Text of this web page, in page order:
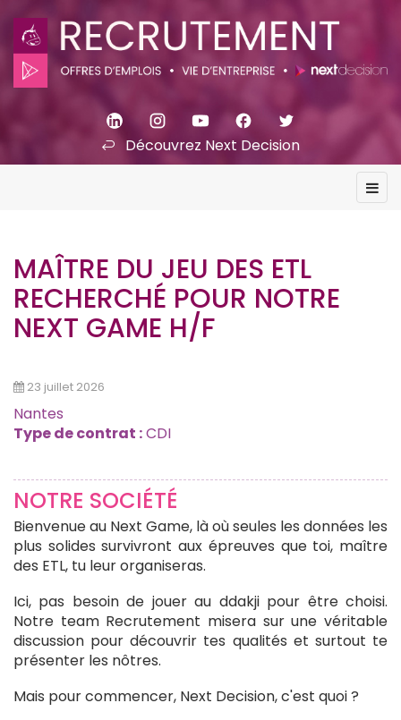
Découvrez Next Decision
MAÎTRE DU JEU DES ETL
RECHERCHÉ POUR NOTRE
NEXT GAME H/F
23 juillet 2026
Nantes
Type de contrat :CDI
NOTRE SOCIÉTÉ
Bienvenue au Next Game, là où seules les données les
plus solides survivront aux épreuves que toi, maître
des ETL, tu leur organiseras.
Ici, pas besoin de jouer au ddakji pour être choisi.
Notre team Recrutement misera sur une véritable
discussion pour découvrir tes qualités et surtout te
présenter les nôtres.
Mais pour commencer, Next Decision, c'est quoi ?